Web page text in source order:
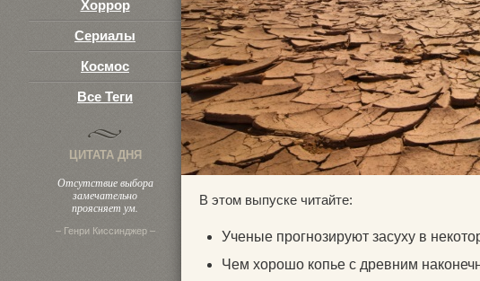
Хоррор
Сериалы
Космос
Все Теги
ЦИТАТА ДНЯ
Отсутствие выбора
замечательно
проясняет ум.
– Генри Киссинджер –
В этом выпуске читайте:
Ученые прогнозируют засуху в
Чем хорошо копье с древним